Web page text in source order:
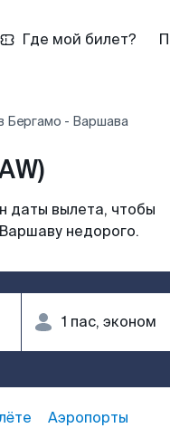
Где мой билет?
Бергамо - Варшава
даты вылета, чтобы
недорого.
Аэропорты